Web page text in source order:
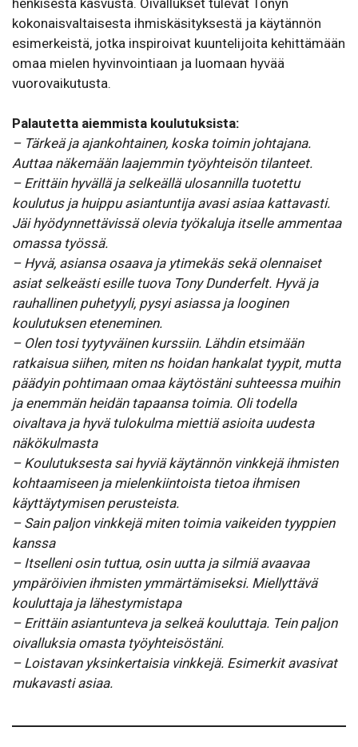
kokonaisvaltaisesta ihmiskäsityksestä ja käytännön
esimerkeistä, jotka inspiroivat kuuntelijoita kehittämään
omaa mielen hyvinvointiaan ja luomaan hyvää
vuorovaikutusta.
Palautetta aiemmista koulutuksista:
– Tärkeä ja ajankohtainen, koska toimin johtajana.
Auttaa näkemään laajemmin työyhteisön tilanteet.
– Erittäin hyvällä ja selkeällä ulosannilla tuotettu
koulutus ja huippu asiantuntija avasi asiaa kattavasti.
Jäi hyödynnettävissä olevia työkaluja itselle ammentaa
omassa työssä.
– Hyvä, asiansa osaava ja ytimekäs sekä olennaiset
asiat selkeästi esille tuova Tony Dunderfelt. Hyvä ja
rauhallinen puhetyyli, pysyi asiassa ja looginen
koulutuksen eteneminen.
– Olen tosi tyytyväinen kurssiin. Lähdin etsimään
ratkaisua siihen, miten ns hoidan hankalat tyypit, mutta
päädyin pohtimaan omaa käytöstäni suhteessa muihin
ja enemmän heidän tapaansa toimia. Oli todella
oivaltava ja hyvä tulokulma miettiä asioita uudesta
näkökulmasta
– Koulutuksesta sai hyviä käytännön vinkkejä ihmisten
kohtaamiseen ja mielenkiintoista tietoa ihmisen
käyttäytymisen perusteista.
– Sain paljon vinkkejä miten toimia vaikeiden tyyppien
kanssa
– Itselleni osin tuttua, osin uutta ja silmiä avaavaa
ympäröivien ihmisten ymmärtämiseksi. Miellyttävä
kouluttaja ja lähestymistapa
– Erittäin asiantunteva ja selkeä kouluttaja. Tein paljon
oivalluksia omasta työyhteisöstäni.
– Loistavan yksinkertaisia vinkkejä. Esimerkit avasivat
mukavasti asiaa.